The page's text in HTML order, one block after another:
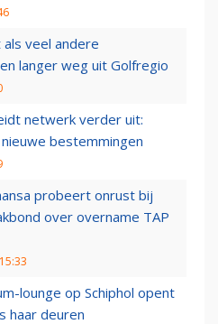
veel andere
langer weg uit Golfregio
netwerk verder uit:
bestemmingen
probeert onrust bij
over overname TAP
lounge op Schiphol opent
haar deuren